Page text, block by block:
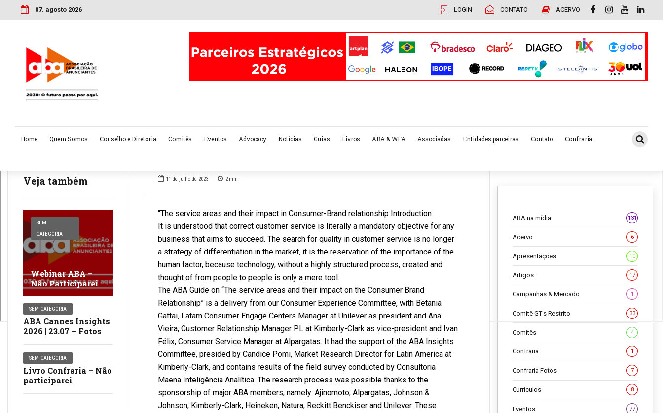
07. agosto 2026 LOGIN CONTATO ACERVO
Home Quem Somos Conselho e Diretoria Comitês Eventos Advocacy Notícias Guias Livros ABA & WFA Associadas Entidades parceiras Contato Confraria
Veja também
SEM
CATEGORIA
Webinar ABA –
Não Participarei
SEM CATEGORIA
ABA Cannes Insights
2026 | 23.07 – Fotos
SEM CATEGORIA
Livro Confraria – Não
participarei
11 de julho de 2023 2min
“The service areas and their impact in Consumer-Brand relationship Introduction
It is understood that correct customer service is literally a mandatory objective for any
business that aims to succeed. The search for quality in customer service is no longer
a strategy of differentiation in the market, it is the reservation of the importance of the
human factor, because technology, without a highly structured process, created and
thought of from people to people is only a mere tool.
The ABA Guide on “The service areas and their impact on the Consumer Brand
Relationship” is a delivery from our Consumer Experience Committee, with Betania
Gattai, Latam Consumer Engage Centers Manager at Unilever as president and Ana
Vieira, Customer Relationship Manager PL at Kimberly-Clark as vice-president and Ivan
Félix, Consumer Service Manager at Alpargatas. It had the support of the ABA Insights
Committee, presided by Candice Pomi, Market Research Director for Latin America at
Kimberly-Clark, and contains results of the field survey conducted by Consultoria
Maena Inteligência Analítica. The research process was possible thanks to the
sponsorship of major ABA members, namely: Ajinomoto, Alpargatas, Johnson &
Johnson, Kimberly-Clark, Heineken, Natura, Reckitt Benckiser and Unilever. These
ABA na mídia 131
Acervo 6
Apresentações 10
Artigos 17
Campanhas & Mercado 1
Comitê GT's Restrito 33
Comitês 4
Confraria 1
Confraria Fotos 7
Currículos 8
Eventos 77